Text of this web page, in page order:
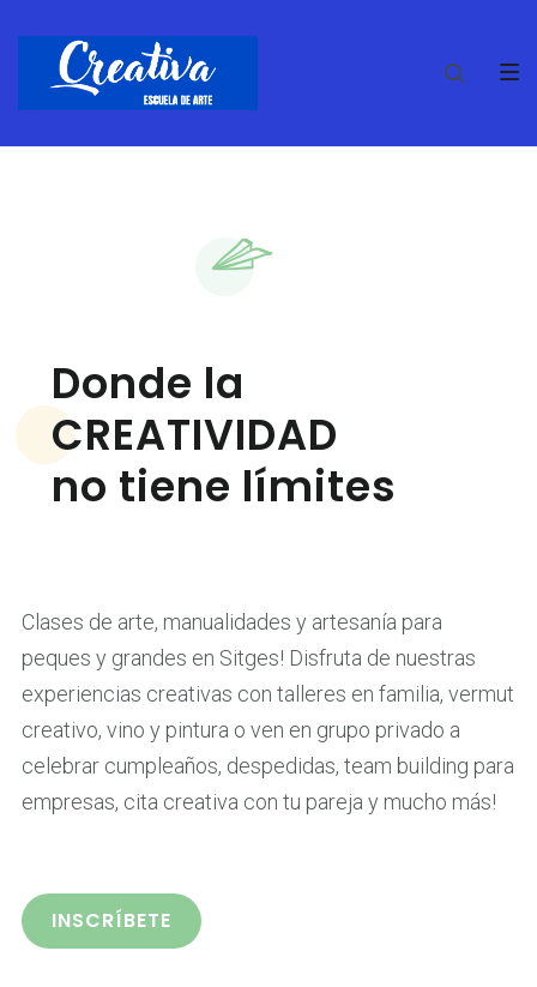
contenido
Donde la
CREATIVIDAD
no tiene límites
Clases de arte, manualidades y artesanía para
peques y grandes en Sitges! Disfruta de nuestras
experiencias creativas con talleres en familia, vermut
creativo, vino y pintura o ven en grupo privado a
celebrar cumpleaños, despedidas, team building para
empresas, cita creativa con tu pareja y mucho más!
INSCRÍBETE